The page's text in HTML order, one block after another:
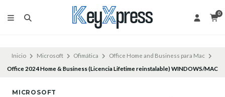
0
Inicio Microsoft Ofimática
Office Home and Business para Mac
Office 2024 Home & Business (Licencia Lifetime reinstalable) WINDOWS/MAC
MICROSOFT